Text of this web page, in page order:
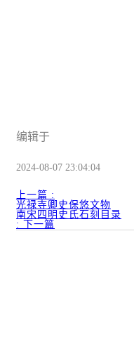
编辑于
2024-08-07 23:04:04
上一篇 :
光禄寺卿史保悠文物
南宋四明史氏石刻目录
: 下一篇